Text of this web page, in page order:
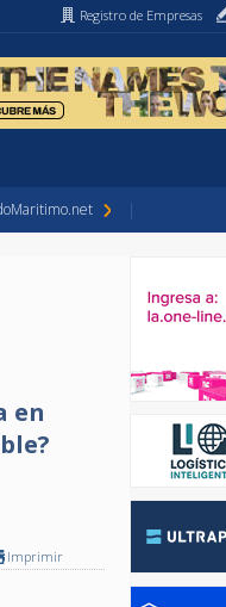
Registro de Empresas
en
Imprimir